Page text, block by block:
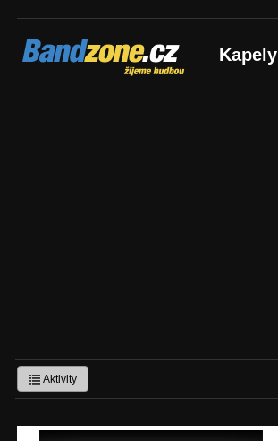
Bandzone.cz
žijeme hudbou Kapely
Aktivity